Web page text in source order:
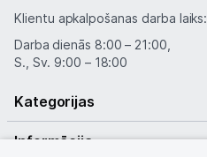
Klientu apkalpošanas darba laiks:
Darba dienās 8:00 – 21:00,
S., Sv. 9:00 – 18:00
Kategorijas
Informācija